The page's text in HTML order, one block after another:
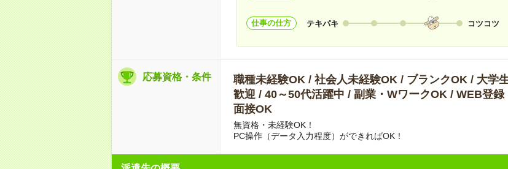
仕事の仕方 テキパキ コツコツ
応募資格・条件
職種未経験OK / 社会人未経験OK / ブランクOK / 大学
歓迎 / 40～50代活躍中 / 副業・WワークOK / WEB登録
面接OK
無資格・未経験OK！
PC操作（データ入力程度）ができればOK！